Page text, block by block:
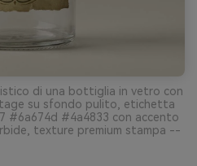
di una bottiglia in vetro con
su sfondo pulito, etichetta
#6a674d #4a4833 con accento
texture premium stampa --